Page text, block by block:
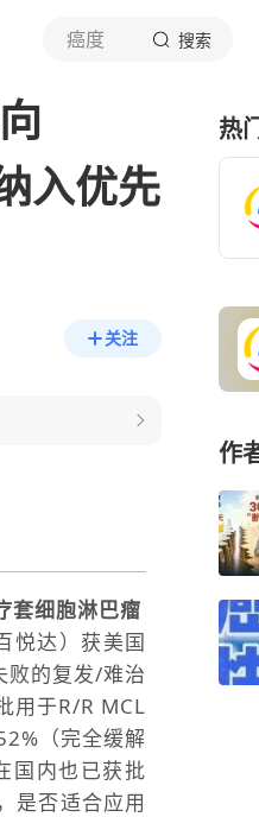
癌度 搜索
入优先
关注
套细胞淋巴瘤
悦达）获美国
败的复发/难治
用于R/R MCL
（完全缓解
国内也已获批
是否适合应用
热
作